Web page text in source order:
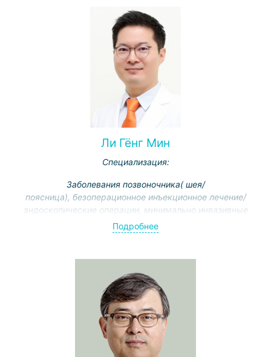
Ли Гёнг Мин
Специализация:
Заболевания позвоночника( шея/
поясница), безоперационное инъекционное лечение/
эндоскопические операции, минимально инвазивные
операции позвоночника, замена искусственного диск
Подробнее